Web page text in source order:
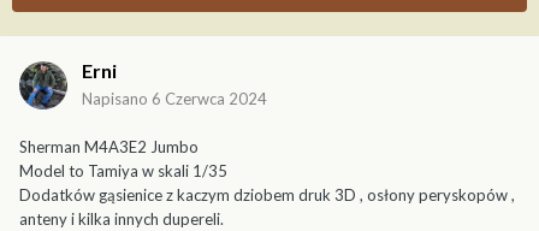
Erni
Napisano 6 Czerwca 2024
Sherman M4A3E2 Jumbo
Model to Tamiya w skali 1/35
Dodatków gąsienice z kaczym dziobem druk 3D , osłony peryskopów ,
anteny i kilka innych dupereli.